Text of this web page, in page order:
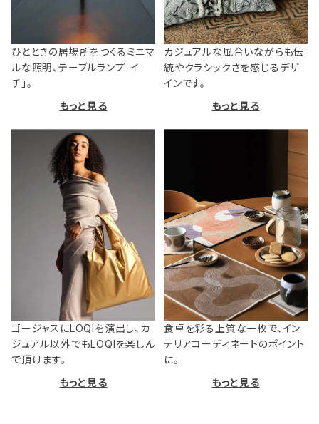
ひとときの居場所をつくるミニマ
ルな照明、テーブルランプ「イ
チ」。
もっと見る
カジュアルな風合いながらも伝
統やクラシックさを感じるデザ
インです。
もっと見る
ゴージャスにLOQIを演出し、カ
ジュアル以外でもLOQIを楽しん
で頂けます。
もっと見る
食卓を彩る上質な一枚で、イン
テリアコーディネートのポイント
に。
もっと見る